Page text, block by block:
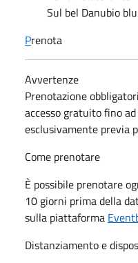
Sul bel Danubio
Prenota
Avvertenze
Prenotazione
accesso gratuito fino
esclusivamente previa
Come prenotare
È possibile prenotare
10 giorni prima della
sulla piattaforma
Distanziamento e